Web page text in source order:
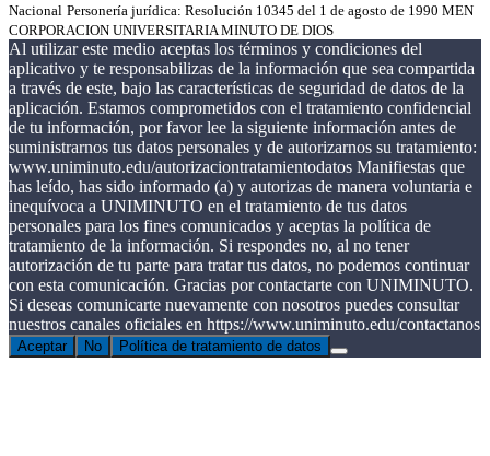
Nacional Personería jurídica: Resolución 10345 del 1 de agosto de 1990 MEN
CORPORACION UNIVERSITARIA MINUTO DE DIOS
Al utilizar este medio aceptas los términos y condiciones del
aplicativo y te responsabilizas de la información que sea compartida
a través de este, bajo las características de seguridad de datos de la
aplicación. Estamos comprometidos con el tratamiento confidencial
de tu información, por favor lee la siguiente información antes de
suministrarnos tus datos personales y de autorizarnos su tratamiento:
www.uniminuto.edu/autorizaciontratamientodatos Manifiestas que
has leído, has sido informado (a) y autorizas de manera voluntaria e
inequívoca a UNIMINUTO en el tratamiento de tus datos
personales para los fines comunicados y aceptas la política de
tratamiento de la información. Si respondes no, al no tener
autorización de tu parte para tratar tus datos, no podemos continuar
con esta comunicación. Gracias por contactarte con UNIMINUTO.
Si deseas comunicarte nuevamente con nosotros puedes consultar
nuestros canales oficiales en https://www.uniminuto.edu/contactanos
Aceptar No Política de tratamiento de datos